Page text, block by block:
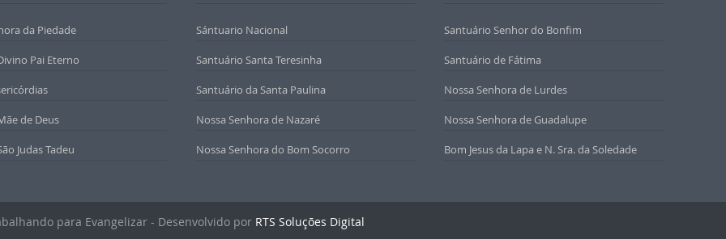
da Piedade
Pai Eterno
de Deus
Judas Tadeu
Sántuario Nacional
Santuário Santa Teresinha
Santuário da Santa Paulina
Nossa Senhora de Nazaré
Nossa Senhora do Bom Socorro
Santuário Senhor do Bonfim
Santuário de Fátima
Nossa Senhora de Lurdes
Nossa Senhora de Guadalupe
Bom Jesus da Lapa e N. Sra. da Soledade
para Evangelizar - Desenvolvido por RTS Soluções Digital